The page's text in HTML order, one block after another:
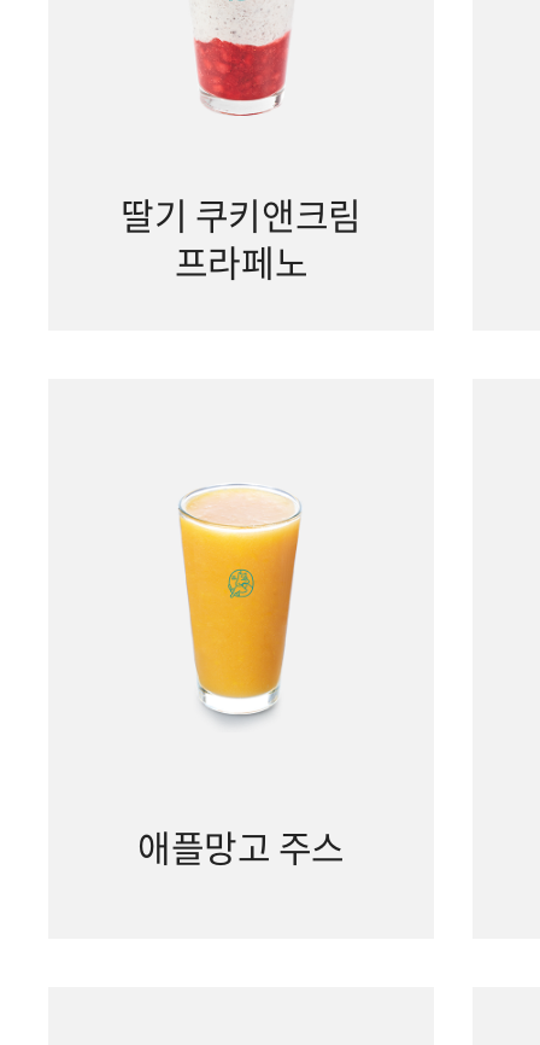
딸기 쿠키앤크림
프라페노
애플망고 주스